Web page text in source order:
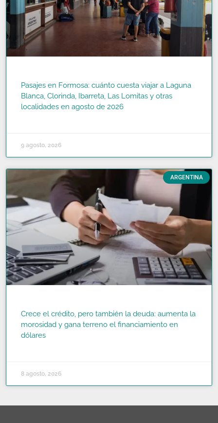
Pasajes en Formosa: cuánto cuesta viajar a Laguna
Blanca, Clorinda, Ibarreta, Las Lomitas y otras
localidades en agosto de 2026
9 agosto, 2026
ARGENTINA
Crece el crédito, pero también la deuda: aumenta la
morosidad y gana terreno el financiamiento en
dólares
8 agosto, 2026